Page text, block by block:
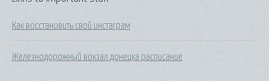
Как восстановить свой инстаграм
Железнодорожный вокзал донецка расписание